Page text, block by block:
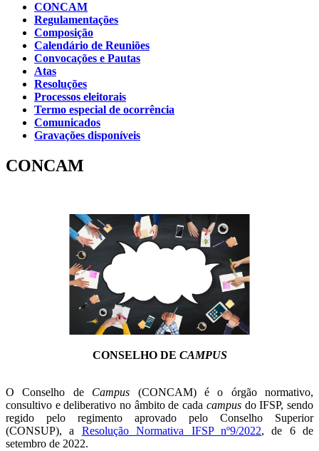
CONCAM
Regulamentações
Composição
Calendário de Reuniões
Convocações e Pautas
Atas
Resoluções
Processos eleitorais
Termo especial de ocorrência
Comunicados
Gravações disponíveis
CONCAM
CONSELHO DE CAMPUS
O Conselho de Campus (CONCAM) é o órgão normativo,
consultivo e deliberativo no âmbito de cada campusdo IFSP, sendo
regido pelo regimento aprovado pelo Conselho Superior
(CONSUP), a Resolução Normativa IFSP nº9/2022, de 6 de
setembro de 2022.